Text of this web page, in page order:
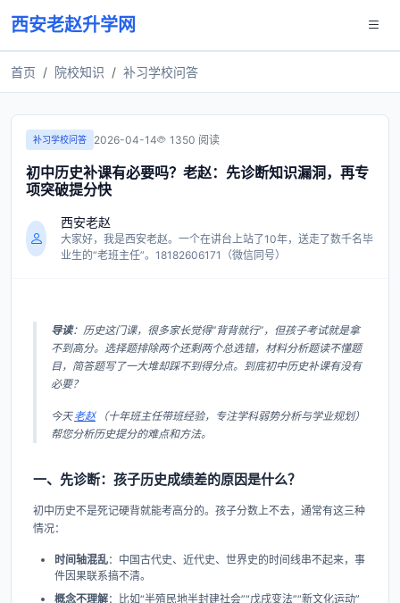
西安老赵升学网
首页 院校知识 补习学校问答
补习学校问答 2026-04-14 1350 阅读
初中历史补课有必要吗？老赵：先诊断知识漏洞，再专
项突破提分快
西安老赵
大家好，我是西安老赵。一个在讲台上站了10年，送走了数千名毕
业生的“老班主任”。18182606171（微信同号）
导读：历史这门课，很多家长觉得“背背就行”，但孩子考试就是拿
不到高分。选择题排除两个还剩两个总选错，材料分析题读不懂题
目，简答题写了一大堆却踩不到得分点。到底初中历史补课有没有
必要？
今天 老赵
（十年班主任带班经验，专注学科弱势分析与学业规划）
帮您分析历史提分的难点和方法。
一、先诊断：孩子历史成绩差的原因是什么？
初中历史不是死记硬背就能考高分的。孩子分数上不去，通常有这三种
情况：
时间轴混乱：中国古代史、近代史、世界史的时间线串不起来，事
件因果联系搞不清。
概念不理解：比如“半殖民地半封建社会”“戊戌变法”“新文化运动”